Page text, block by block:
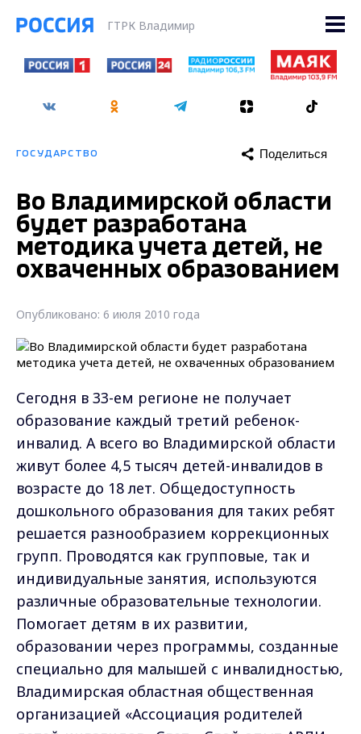
ГТРК Владимир
ГОСУДАРСТВО Поделиться
Во Владимирской области
будет разработана
методика учета детей, не
охваченных образованием
Опубликовано: 6 июля 2010 года
Сегодня в 33-ем регионе не получает
образование каждый третий ребенок-
инвалид. А всего во Владимирской области
живут более 4,5 тысяч детей-инвалидов в
возрасте до 18 лет. Общедоступность
дошкольного образования для таких ребят
решается разнообразием коррекционных
групп. Проводятся как групповые, так и
индивидуальные занятия, используются
различные образовательные технологии.
Помогает детям в их развитии,
образовании через программы, созданные
специально для малышей с инвалидностью,
Владимирская областная общественная
организацией «Ассоциация родителей